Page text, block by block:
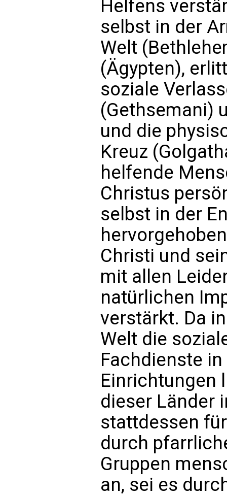
Helfens
selbst in der
Welt
(Ägypten),
soziale
(Gethsemani)
und die
Kreuz
helfende
Christus
selbst in der
Christi und
mit allen
natürlichen
verstärkt. Da
Welt die
Fachdienste
Einrichtungen
dieser Länder
stattdessen
durch
Gruppen
an, sei es